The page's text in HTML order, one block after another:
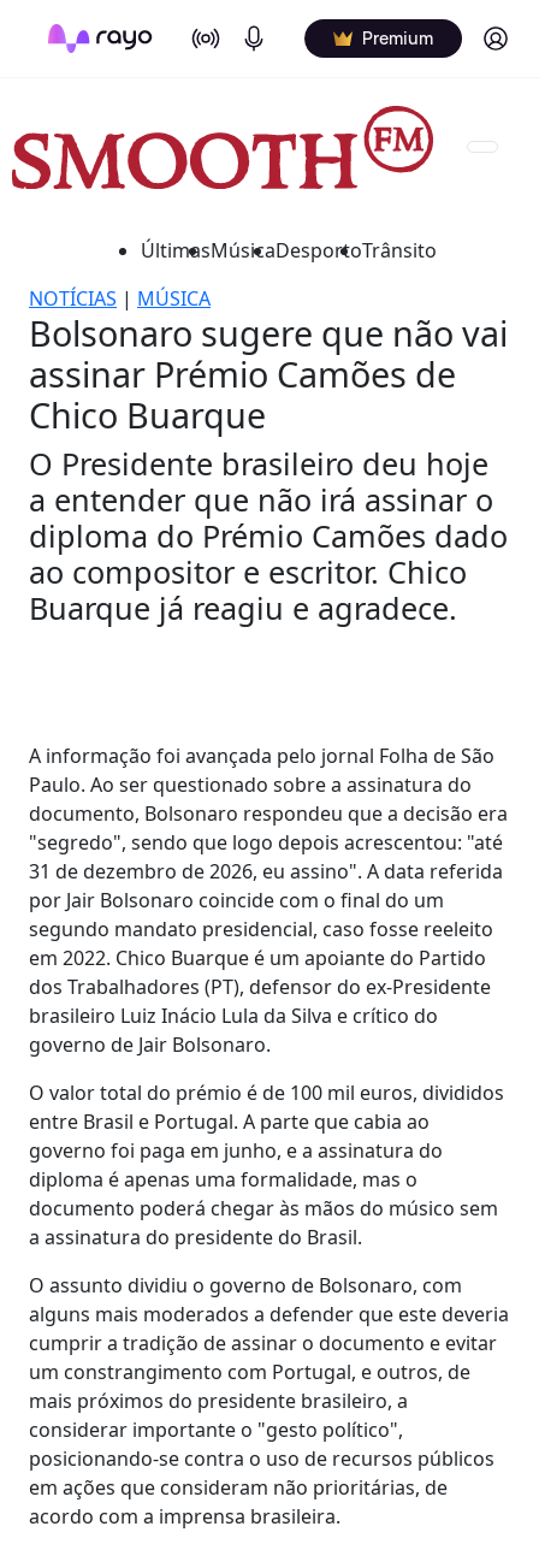
On Air Podcasts Premium Log in
ÚltimasMúsicaDesportoTrânsito
NOTÍCIAS | MÚSICA
Bolsonaro sugere que não vai
assinar Prémio Camões de
Chico Buarque
O Presidente brasileiro deu hoje
a entender que não irá assinar o
diploma do Prémio Camões dado
ao compositor e escritor. Chico
Buarque já reagiu e agradece.
A informação foi avançada pelo jornal Folha de São
Paulo. Ao ser questionado sobre a assinatura do
documento, Bolsonaro respondeu que a decisão era
"segredo", sendo que logo depois acrescentou: "até
31 de dezembro de 2026, eu assino". A data referida
por Jair Bolsonaro coincide com o final do um
segundo mandato presidencial, caso fosse reeleito
em 2022. Chico Buarque é um apoiante do Partido
dos Trabalhadores (PT), defensor do ex-Presidente
brasileiro Luiz Inácio Lula da Silva e crítico do
governo de Jair Bolsonaro.
O valor total do prémio é de 100 mil euros, divididos
entre Brasil e Portugal. A parte que cabia ao
governo foi paga em junho, e a assinatura do
diploma é apenas uma formalidade, mas o
documento poderá chegar às mãos do músico sem
a assinatura do presidente do Brasil.
O assunto dividiu o governo de Bolsonaro, com
alguns mais moderados a defender que este deveria
cumprir a tradição de assinar o documento e evitar
um constrangimento com Portugal, e outros, de
mais próximos do presidente brasileiro, a
considerar importante o "gesto político",
posicionando-se contra o uso de recursos públicos
em ações que consideram não prioritárias, de
acordo com a imprensa brasileira.